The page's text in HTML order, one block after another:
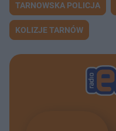
TARNOWSKA POLICJA
KOLIZJE TARNÓW